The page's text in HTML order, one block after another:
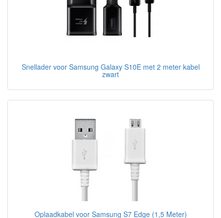
Snellader voor Samsung Galaxy S10E met 2 meter kabel
zwart
Oplaadkabel voor Samsung S7 Edge (1,5 Meter)